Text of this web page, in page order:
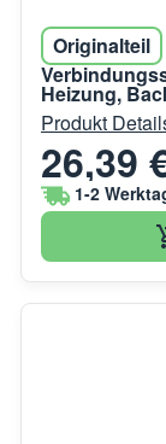
Originalteil
Heizung,
Produkt
26,39
1-2